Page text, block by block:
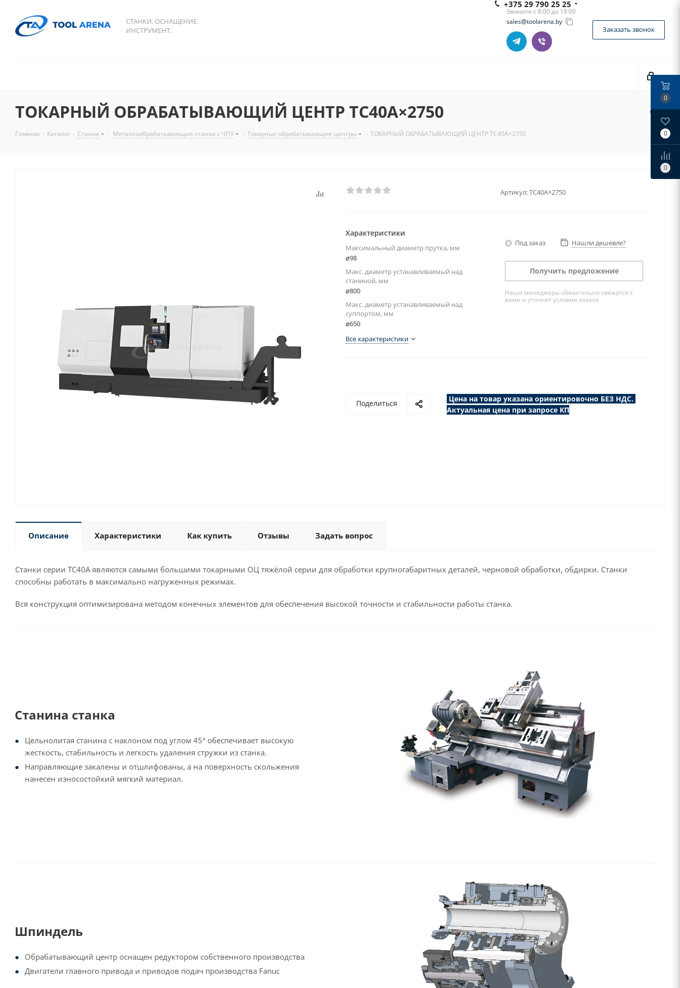
СТАНКИ. ОСНАЩЕНИЕ.
ИНСТРУМЕНТ.
+375 29 790 25 25
Звоните с 8:00 до 18:00
sales@toolarena.by
Заказать звонок
ТОКАРНЫЙ ОБРАБАТЫВАЮЩИЙ ЦЕНТР TC40A×2750
Главная - Каталог - Станки - Металлообрабатывающие станки с ЧПУ - Токарные обрабатывающие центры - ТОКАРНЫЙ ОБРАБАТЫВАЮЩИЙ ЦЕНТР TC40A×2750
Артикул:TC40A×2750
Характеристики
Максимальный диаметр прутка, мм
ø98
Макс. диаметр устанавливаемый над
станиной, мм
ø800
Макс. диаметр устанавливаемый над
суппортом, мм
ø650
Все характеристики
Под заказ Нашли дешевле?
Получить предложение
Наши менеджеры обязательно свяжутся с
вами и уточнят условия заказа
Поделиться
Цена на товар указана ориентировочно БЕЗ НДС.
Актуальная цена при запросе КП
Описание Характеристики Как купить Отзывы Задать вопрос
Станки серии TC40A являются самыми большими токарными ОЦ тяжёлой серии для обработки крупногабаритных деталей, черновой обработки, обдирки. Станки
способны работать в максимально нагруженных режимах.
Вся конструкция оптимизирована методом конечных элементов для обеспечения высокой точности и стабильности работы станка.
Станина станка
Цельнолитая станина с наклоном под углом 45° обеспечивает высокую
жесткость, стабильность и легкость удаления стружки из станка.
Направляющие закалены и отшлифованы, а на поверхность скольжения
нанесен износостойкий мягкий материал.
Шпиндель
Обрабатывающий центр оснащен редуктором собственного производства
Двигатели главного привода и приводов подач производства Fanuc
0
0
0